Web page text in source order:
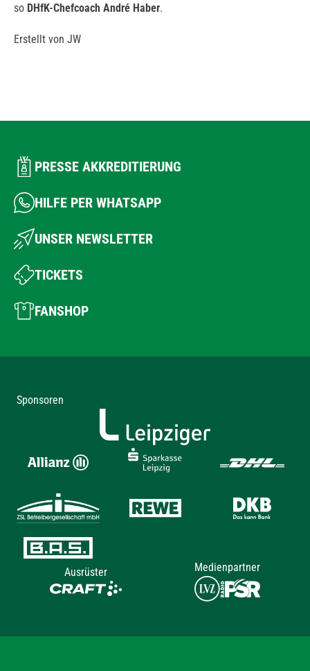
so DHfK-Chefcoach André Haber.
Erstellt von JW
PRESSE AKKREDITIERUNG
HILFE PER WHATSAPP
UNSER NEWSLETTER
TICKETS
FANSHOP
Sponsoren
Ausrüster Medienpartner